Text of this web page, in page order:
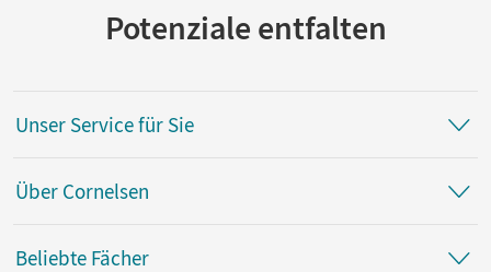
Potenziale entfalten
Unser Service für Sie
Über Cornelsen
Beliebte Fächer